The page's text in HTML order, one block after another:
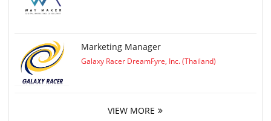
Marketing Manager
Galaxy Racer DreamFyre, Inc. (Thailand)
VIEW MORE